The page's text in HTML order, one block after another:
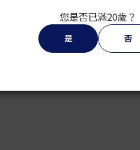
3 4 5 6
您是否已滿20歲？
是 否